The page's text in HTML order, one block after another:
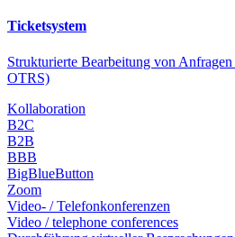
Ticketsystem
Strukturierte Bearbeitung von
OTRS)
Kollaboration
B2C
B2B
BBB
BigBlueButton
Zoom
Video- / Telefonkonferenzen
Video / telephone conferences